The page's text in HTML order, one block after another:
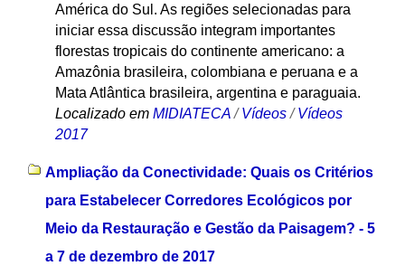
América do Sul. As regiões selecionadas para
iniciar essa discussão integram importantes
florestas tropicais do continente americano: a
Amazônia brasileira, colombiana e peruana e a
Mata Atlântica brasileira, argentina e paraguaia.
Localizado em MIDIATECA /Vídeos /Vídeos
2017
Ampliação da Conectividade: Quais os Critérios
para Estabelecer Corredores Ecológicos por
Meio da Restauração e Gestão da Paisagem? - 5
a 7 de dezembro de 2017